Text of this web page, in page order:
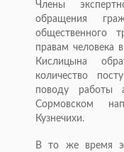
Члены
обращения
общественного
правам человека
Кислицына
количество
поводу работы
Сормовском
Кузнечихи.
В то же время